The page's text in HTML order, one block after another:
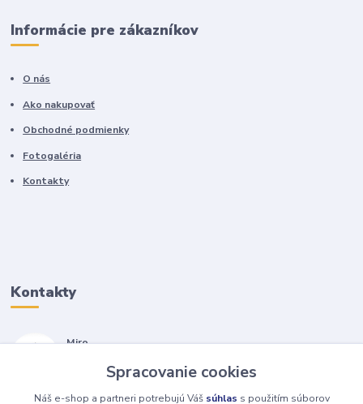
Informácie pre zákazníkov
O nás
Ako nakupovať
Obchodné podmienky
Fotogaléria
Kontakty
Kontakty
Miro
(Po-Pia, 7-17 hod.)
Spracovanie cookies
Náš e-shop a partneri potrebujú Váš súhlas s použitím súborov